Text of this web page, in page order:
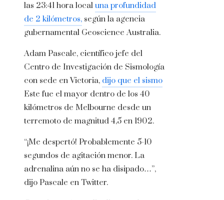
las 23:41 hora local una profundidad
de 2 kilómetros, según la agencia
gubernamental Geoscience Australia.
Adam Pascale, científico jefe del
Centro de Investigación de Sismología
con sede en Victoria, dijo que el sismo
Este fue el mayor dentro de los 40
kilómetros de Melbourne desde un
terremoto de magnitud 4,5 en 1902.
“¡Me despertó! Probablemente 5-10
segundos de agitación menor. La
adrenalina aún no se ha disipado…”,
dijo Pascale en Twitter.